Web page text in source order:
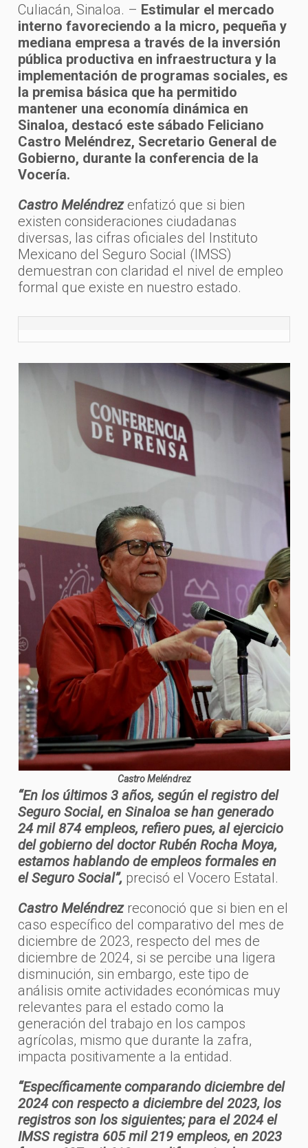
Culiacán, Sinaloa. – Estimular el mercado
interno favoreciendo a la micro, pequeña y
mediana empresa a través de la inversión
pública productiva en infraestructura y la
implementación de programas sociales, es
la premisa básica que ha permitido
mantener una economía dinámica en
Sinaloa, destacó este sábado Feliciano
Castro Meléndrez, Secretario General de
Gobierno, durante la conferencia de la
Vocería.
Castro Meléndrezenfatizó que si bien
existen consideraciones ciudadanas
diversas, las cifras oficiales del Instituto
Mexicano del Seguro Social (IMSS)
demuestran con claridad el nivel de empleo
formal que existe en nuestro estado.
Castro Meléndrez
“En los últimos 3 años, según el registro del
Seguro Social, en Sinaloa se han generado
24 mil 874 empleos, refiero pues, al ejercicio
del gobierno del doctor Rubén Rocha Moya,
estamos hablando de empleos formales en
el Seguro Social”, precisó el Vocero Estatal.
Castro Meléndrezreconoció que si bien en el
caso específico del comparativo del mes de
diciembre de 2023, respecto del mes de
diciembre de 2024, si se percibe una ligera
disminución, sin embargo, este tipo de
análisis omite actividades económicas muy
relevantes para el estado como la
generación del trabajo en los campos
agrícolas, mismo que durante la zafra,
impacta positivamente a la entidad.
“Específicamente comparando diciembre del
2024 con respecto a diciembre del 2023, los
registros son los siguientes; para el 2024 el
IMSS registra 605 mil 219 empleos, en 2023